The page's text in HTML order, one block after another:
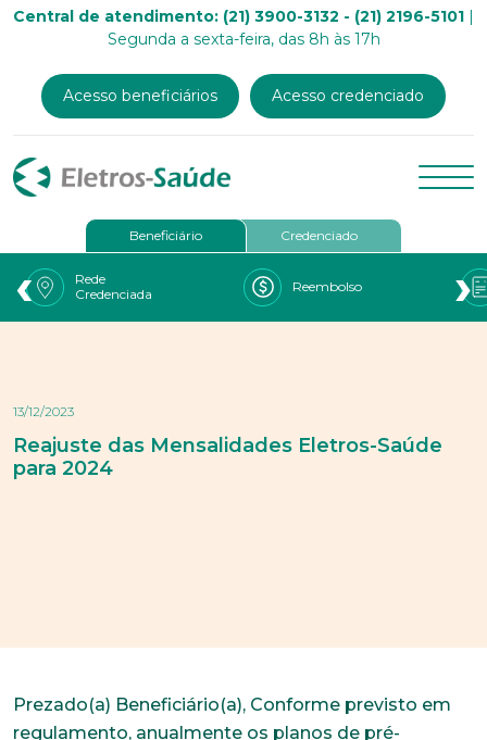
Central de atendimento: (21) 3900-3132 - (21) 2196-5101 |
Segunda a sexta-feira, das 8h às 17h
Acesso beneficiários Acesso credenciado
Beneficiário Credenciado
Rede
Credenciada
Reembolso
‹ ›
13/12/2023
Reajuste das Mensalidades Eletros-Saúde
para 2024
Prezado(a) Beneficiário(a), Conforme previsto em
regulamento, anualmente os planos de pré-